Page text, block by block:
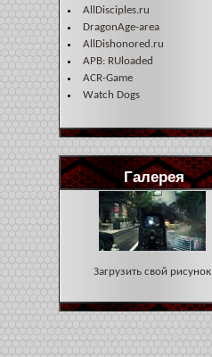
AllDisciples.ru
DragonAge-area
AllDishonored.ru
APB: RUloaded
ACR-Game
Watch Dogs
Галерея
Загрузить свой рисунок